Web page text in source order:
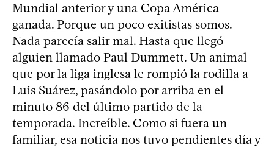
Mundial anterior y una Copa América
ganada. Porque un poco exitistas somos.
Nada parecía salir mal. Hasta que llegó
alguien llamado Paul Dummett. Un animal
que por la liga inglesa le rompió la rodilla a
Luis Suárez, pasándolo por arriba en el
minuto 86 del último partido de la
temporada. Increíble. Como si fuera un
familiar, esa noticia nos tuvo pendientes día y